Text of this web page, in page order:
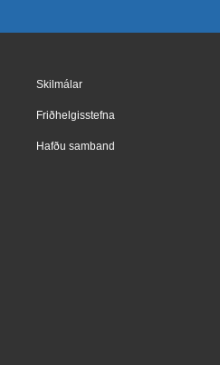
Skilmálar
Friðhelgisstefna
Hafðu samband